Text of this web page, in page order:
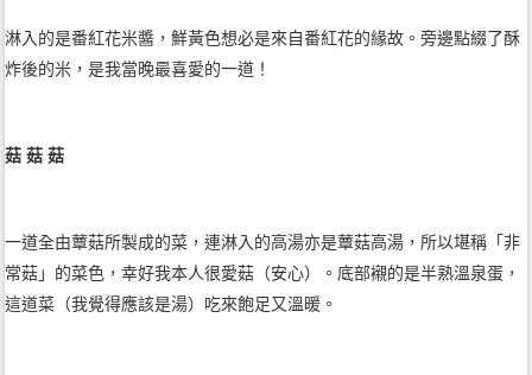
淋入的是番紅花米醬，鮮黃色想必是來自番紅花的緣故。旁邊點綴了酥
炸後的米，是我當晚最喜愛的一道！
菇 菇 菇
一道全由蕈菇所製成的菜，連淋入的高湯亦是蕈菇高湯，所以堪稱「非
常菇」的菜色，幸好我本人很愛菇（安心）。底部襯的是半熟溫泉蛋，
這道菜（我覺得應該是湯）吃來飽足又溫暖。